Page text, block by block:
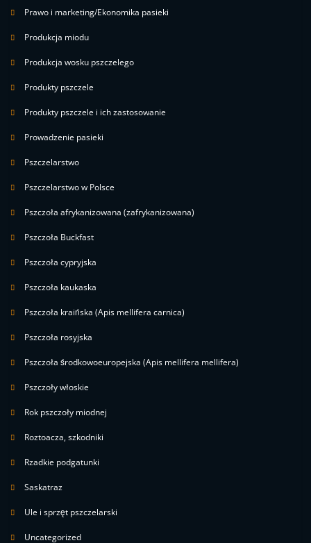
Prawo i marketing/Ekonomika pasieki
Produkcja miodu
Produkcja wosku pszczelego
Produkty pszczele
Produkty pszczele i ich zastosowanie
Prowadzenie pasieki
Pszczelarstwo
Pszczelarstwo w Polsce
Pszczoła afrykanizowana (zafrykanizowana)
Pszczoła Buckfast
Pszczoła cypryjska
Pszczoła kaukaska
Pszczoła kraińska (Apis mellifera carnica)
Pszczoła rosyjska
Pszczoła środkowoeuropejska (Apis mellifera mellifera)
Pszczoły włoskie
Rok pszczoły miodnej
Roztoacza, szkodniki
Rzadkie podgatunki
Saskatraz
Ule i sprzęt pszczelarski
Uncategorized